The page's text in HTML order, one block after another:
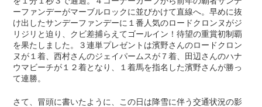
ーファンデーがマーブルロックに並びかけて直線へ。早めに抜
け出したサンデーファンデーに１番人気のロードクロンヌがジ
リジリと迫り、クビ差捕らえてゴールイン！待望の重賞初制覇
を果たしました。３連単プレゼントは濱野さんのロードクロン
ヌが１着、西村さんのジェイパームスが７着、田辺さんのハナ
ウマビーチが１２着となり、１着馬を指名した濱野さんが勝っ
て連勝。
さて、冒頭に書いたように、この日は降雪に伴う交通状況の影